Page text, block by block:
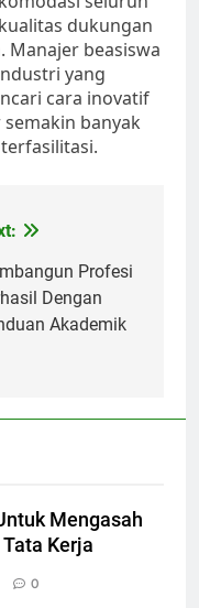
dukungan
beasiswa
yang
cara inovatif
banyak
Profesi
Dengan
Akademik
Mengasah
Kerja
0